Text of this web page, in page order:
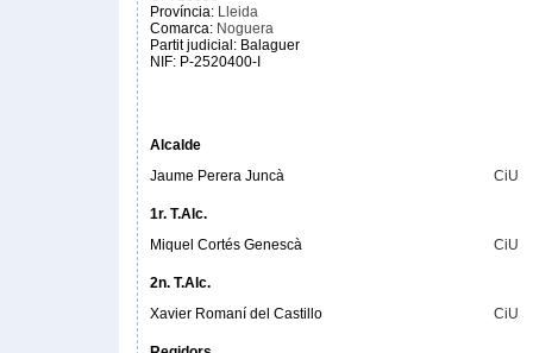
Província: Lleida
Comarca: Noguera
Partit judicial: Balaguer
NIF: P-2520400-I
Alcalde
Jaume Perera Juncà
CiU
1r. T.Alc.
Miquel Cortés Genescà
CiU
2n. T.Alc.
Xavier Romaní del Castillo
CiU